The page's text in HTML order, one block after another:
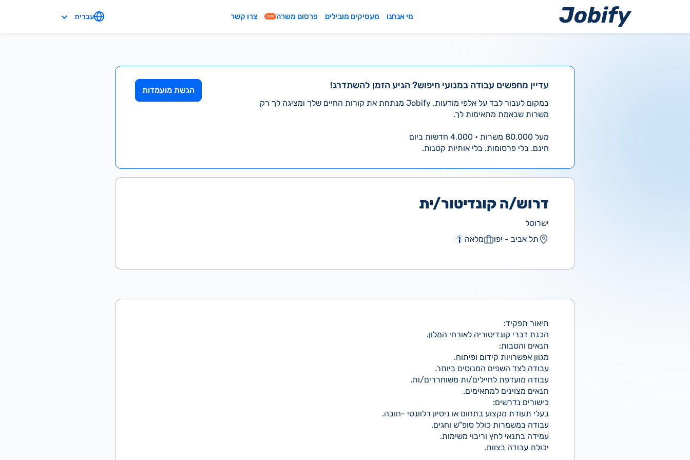
מי אנחנו מעסיקים מובילים פרסום משרה חינם צרו קשר עברית
עדיין מחפשים עבודה במנועי חיפוש? הגיע הזמן להשתדרג!
במקום לעבור לבד על אלפי מודעות, Jobify מנתחת את קורות החיים שלך ומציגה לך רק
משרות שבאמת מתאימות לך.
מעל 80,000 משרות • 4,000 חדשות ביום
חינם. בלי פרסומות. בלי אותיות קטנות.
הגשת מועמדות
דרוש/ה קונדיטור/ית
ישרוטל
תל אביב - יפו
מלאה
תיאור תפקיד:
הכנת דברי קונדיטוריה לאורחי המלון.
תנאים והטבות:
מגוון אפשרויות קידום ופיתוח.
עבודה לצד השפים המנוסים ביותר.
עבודה מועדפת לחיילים/ות משוחררים/ות.
תנאים מצוינים למתאימים.
כישורים נדרשים:
בעלי תעודת מקצוע בתחום או ניסיון רלוונטי -חובה.
עבודה במשמרות כולל סופ"ש וחגים.
עמידה בתנאי לחץ וריבוי משימות.
יכולת עבודה בצוות.